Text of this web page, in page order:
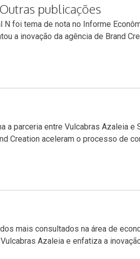
Outras publicações
N foi tema de nota no Informe
a inovação da agência de Brand
a parceria entre Vulcabras Azaleia e
Creation aceleram o processo de
mais consultados na área de
Azaleia e enfatiza a